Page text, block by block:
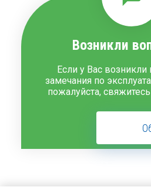
Возникли
Если у Вас
замечания по
пожалуйста,